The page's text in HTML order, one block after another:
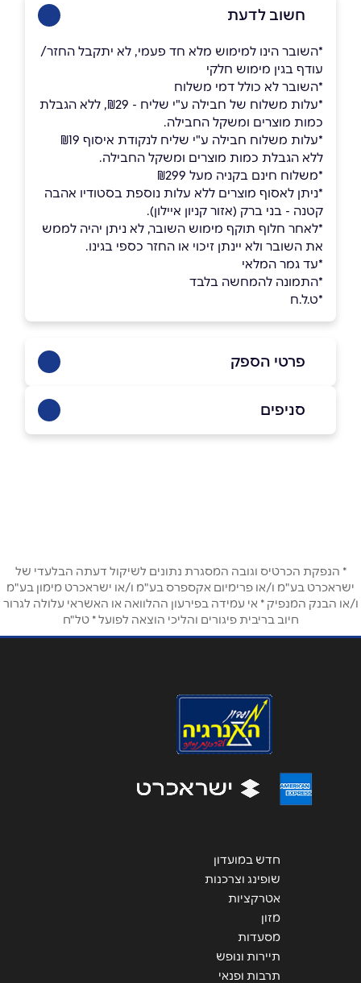
חשוב לדעת
*השובר הינו למימוש מלא חד פעמי, לא יתקבל החזר/
עודף בגין מימוש חלקי
*השובר לא כולל דמי משלוח
*עלות משלוח של חבילה ע"י שליח - ₪29, ללא הגבלת
כמות מוצרים ומשקל החבילה.
*עלות משלוח חבילה ע"י שליח לנקודת איסוף ₪19
ללא הגבלת כמות מוצרים ומשקל החבילה.
*משלוח חינם בקניה מעל ₪299
*ניתן לאסוף מוצרים ללא עלות נוספת בסטודיו אהבה
קטנה - בני ברק (אזור קניון איילון).
*לאחר חלוף תוקף מימוש השובר, לא ניתן יהיה לממש
את השובר ולא יינתן זיכוי או החזר כספי בגינו.
*עד גמר המלאי
*התמונה להמחשה בלבד
*ט.ל.ח
פרטי הספק
אימייל *
נושא*
סניפים
* הנפקת הכרטיס וגובה המסגרת נתונים לשיקול דעתה הבלעדי של
ישראכרט בע"מ ו/או פרימיום אקספרס בע"מ ו/או ישראכרט מימון בע"מ
ו/או הבנק המנפיק * אי עמידה בפירעון ההלוואה או האשראי עלולה לגרור
חיוב בריבית פיגורים והליכי הוצאה לפועל * טל"ח
חדש במועדון
שופינג וצרכנות
אטרקציות
מזון
מסעדות
תיירות ונופש
תרבות ופנאי